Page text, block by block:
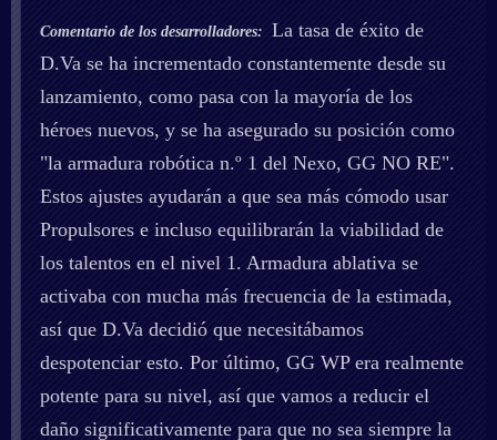
Comentario de los desarrolladores:La tasa de éxito de
D.Va se ha incrementado constantemente desde su
lanzamiento, como pasa con la mayoría de los
héroes nuevos, y se ha asegurado su posición como
"la armadura robótica n.º 1 del Nexo, GG NO RE".
Estos ajustes ayudarán a que sea más cómodo usar
Propulsores e incluso equilibrarán la viabilidad de
los talentos en el nivel 1. Armadura ablativa se
activaba con mucha más frecuencia de la estimada,
así que D.Va decidió que necesitábamos
despotenciar esto. Por último, GG WP era realmente
potente para su nivel, así que vamos a reducir el
daño significativamente para que no sea siempre la